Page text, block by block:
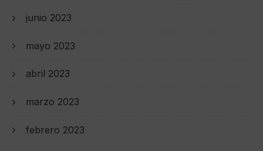
junio 2023
mayo 2023
abril 2023
marzo 2023
febrero 2023